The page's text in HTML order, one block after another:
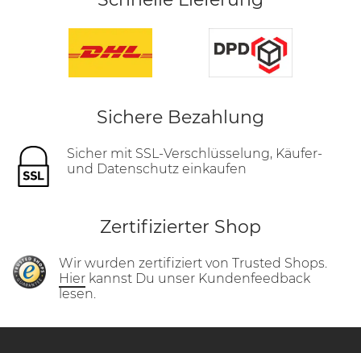
Sichere Bezahlung
Sicher mit SSL-Verschlüsselung, Käufer-
und Datenschutz einkaufen
Zertifizierter Shop
Wir wurden zertifiziert von Trusted Shops.
Hier kannst Du unser Kundenfeedback
lesen.